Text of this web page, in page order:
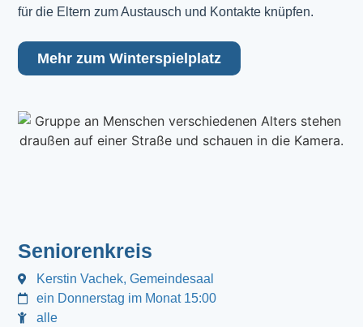
für die Eltern zum Austausch und Kontakte knüpfen.
Mehr zum Winterspielplatz
Seniorenkreis
Kerstin Vachek, Gemeindesaal
ein Donnerstag im Monat 15:00
alle